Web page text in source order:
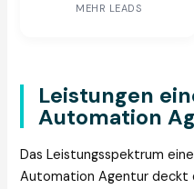
MEHR LEADS
Leistungen
Automation
Das Leistungsspektrum
Automation Agentur deckt